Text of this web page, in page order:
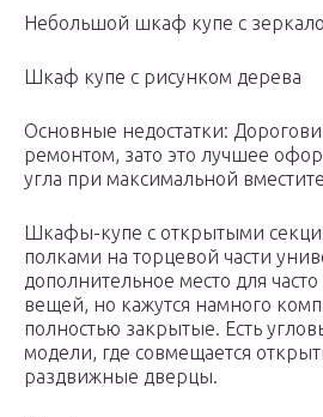
Небольшой шкаф купе с
Шкаф купе с рисунком дерева
Основные недостатки:
ремонтом, зато это лучшее
угла при максимальной
Шкафы-купе с открытыми
полками на торцевой части
дополнительное место для
вещей, но кажутся намного
полностью закрытые. Есть
модели, где совмещается
раздвижные дверцы.